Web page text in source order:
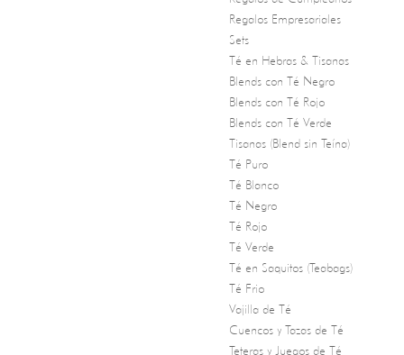
Regalos Empresariales
Sets
Té en Hebras & Tisanas
Blends con Té Negro
Blends con Té Rojo
Blends con Té Verde
Tisanas (Blend sin Teína)
Té Puro
Té Blanco
Té Negro
Té Rojo
Té Verde
Té en Saquitos (Teabags)
Té Frio
Vajilla de Té
Cuencos y Tazas de Té
Teteras y Juegos de Té